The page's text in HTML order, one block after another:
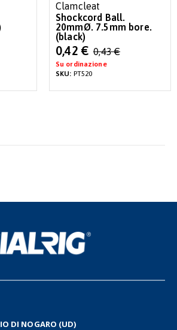
Clamcleat
Shockcord Ball.
20mmØ. 7.5mm bore.
(black)
Special
Price
0,42 € 0,43 €
Su ordinazione
SKU: PT520
DI NOGARO (UD)